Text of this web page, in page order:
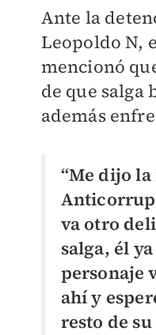
Ante la
Leopoldo N,
mencionó
de que salga
además
“Me dijo
va otro
salga, él
personaje
ahí y
resto de su